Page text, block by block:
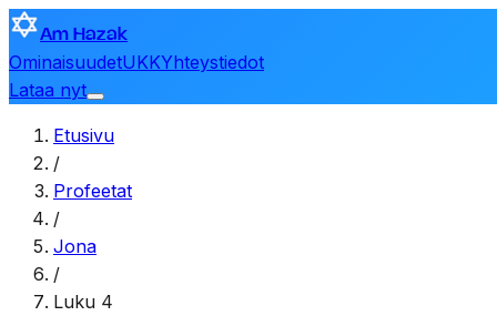
Am Hazak
OminaisuudetUKKYhteystiedot
Lataa nyt
Etusivu
/
Profeetat
/
Jona
/
Luku 4